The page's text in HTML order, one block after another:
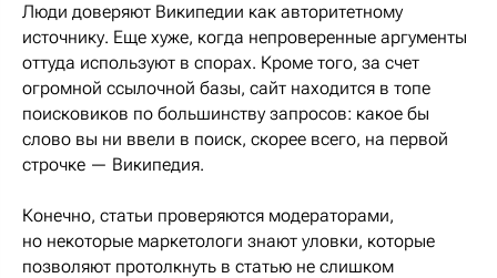
Люди доверяют Википедии как авторитетному
источнику. Еще хуже, когда непроверенные аргументы
оттуда используют в спорах. Кроме того, за счет
огромной ссылочной базы, сайт находится в топе
поисковиков по большинству запросов: какое бы
слово вы ни ввели в поиск, скорее всего, на первой
строчке — Википедия.
Конечно, статьи проверяются модераторами,
но некоторые маркетологи знают уловки, которые
позволяют протолкнуть в статью не слишком